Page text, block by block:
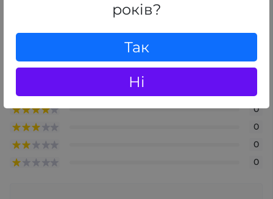
років?
Так
Ні
середній рейтинг товару
+ Додати відгук
0
0
0
0
0